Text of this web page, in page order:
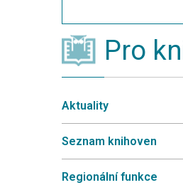
Pro
Aktuality
Seznam knihoven
Regionální funkce